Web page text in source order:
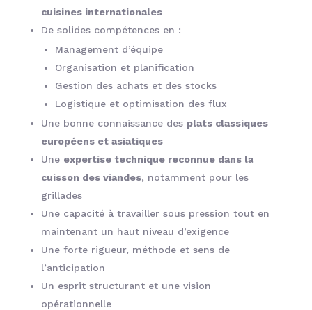
cuisines internationales
De solides compétences en :
Management d’équipe
Organisation et planification
Gestion des achats et des stocks
Logistique et optimisation des flux
Une bonne connaissance des plats classiques
européens et asiatiques
Une expertise technique reconnue dans la
cuisson des viandes, notamment pour les
grillades
Une capacité à travailler sous pression tout en
maintenant un haut niveau d’exigence
Une forte rigueur, méthode et sens de
l’anticipation
Un esprit structurant et une vision
opérationnelle